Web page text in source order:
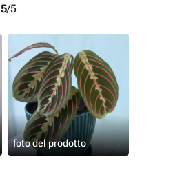
5/5
foto del prodotto